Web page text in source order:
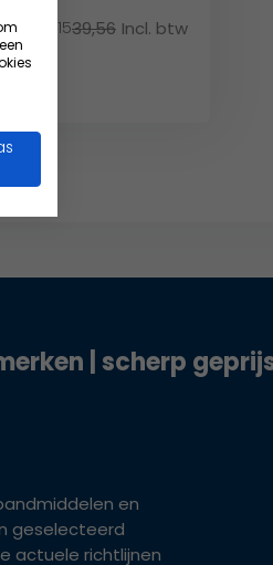
51,1539,56 Incl. btw
| scherp
en
geselecteerd
actuele richtlijnen